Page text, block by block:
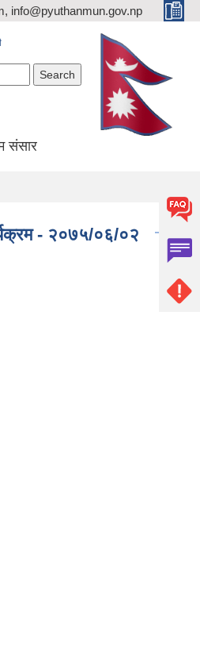
info@pyuthanmun.gov.np
संसार
- २०७५/०६/०२